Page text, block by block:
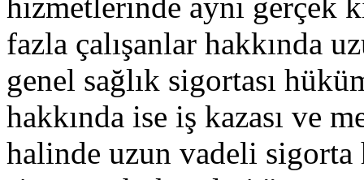
hizmetlerinde aynı gerçek
fazla çalışanlar hakkında
genel sağlık sigortası
hakkında ise iş kazası ve
halinde uzun vadeli